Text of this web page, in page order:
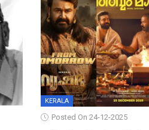
KERALA
Posted On 24-12-2025